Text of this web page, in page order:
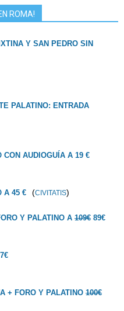
ROMA!
Y SAN PEDRO SIN
PALATINO: ENTRADA
AUDIOGUÍA A 19 €
A 45 € (CIVITATIS)
Y PALATINO A 109€ 89€
+ FORO Y PALATINO 100€